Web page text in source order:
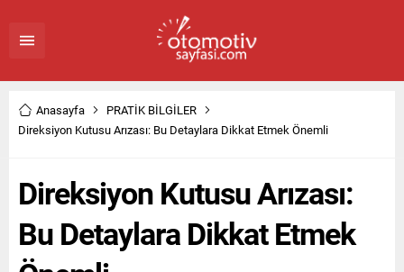
Anasayfa
PRATİK BİLGİLER
Direksiyon Kutusu Arızası: Bu Detaylara Dikkat Etmek Önemli
Direksiyon Kutusu Arızası:
Bu Detaylara Dikkat Etmek